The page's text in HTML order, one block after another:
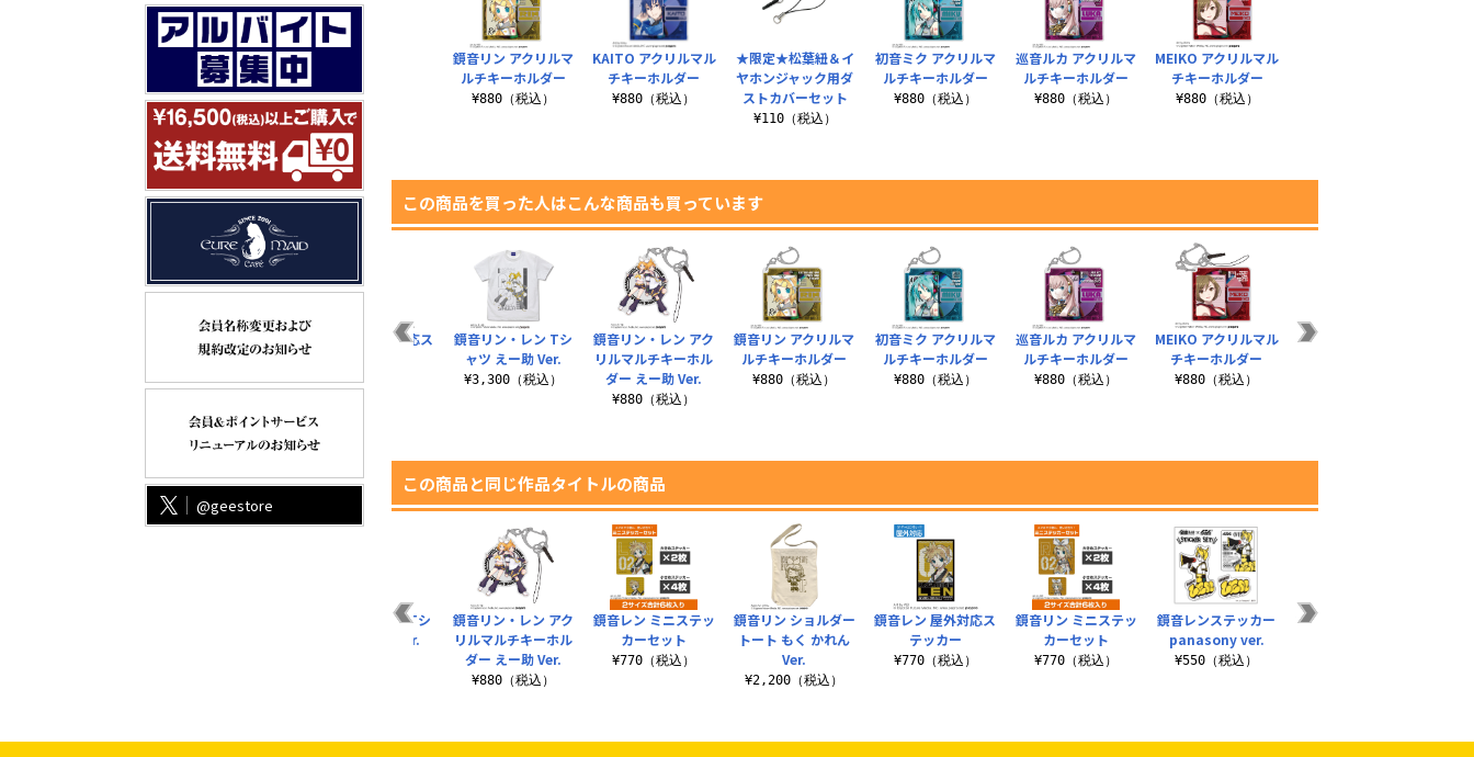
@geestore
★限定★松葉紐＆イ
ヤホンジャック用ダ
ストカバーセット
¥110（税込）
初音ミク アクリルマ
ルチキーホルダー
¥880（税込）
巡音ルカ アクリルマ
ルチキーホルダー
¥880（税込）
MEIKO アクリルマル
チキーホルダー
¥880（税込）
鏡音リン アクリルマ
ルチキーホルダー
¥880（税込）
KAITO アクリルマル
チキーホルダー
¥880（税込）
この商品を買った人はこんな商品も買っています
鏡音リン アクリルマ
ルチキーホルダー
¥880（税込）
初音ミク アクリルマ
ルチキーホルダー
¥880（税込）
巡音ルカ アクリルマ
ルチキーホルダー
¥880（税込）
MEIKO アクリルマル
チキーホルダー
¥880（税込）
KAITO アクリルマル
初音ミク 屋外対応ス
テッカー
¥770（税込）
鏡音リン 屋外対応ス
¥770（税込）
鏡音リン・レン Tシ
ャツ えー助 Ver.
¥3,300（税込）
鏡音リン・レン アク
リルマルチキーホル
ダー えー助 Ver.
¥880（税込）
この商品と同じ作品タイトルの商品
鏡音リン ショルダー
トート もく かれん
Ver.
¥2,200（税込）
鏡音レン 屋外対応ス
テッカー
¥770（税込）
鏡音リン ミニステッ
カーセット
¥770（税込）
鏡音レンステッカー
panasony ver.
¥550（税込）
鏡音レン Tシャツ 片
鏡音リン・レン Tシ
ャツ えー助 Ver.
鏡音リン・レン アク
リルマルチキーホル
ダー えー助 Ver.
¥880（税込）
鏡音レン ミニステッ
カーセット
¥770（税込）